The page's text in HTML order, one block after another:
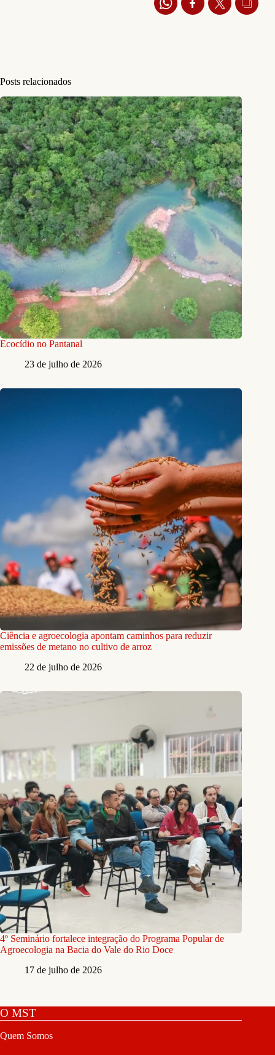
Posts relacionados
Ecocídio no Pantanal
23 de julho de 2026
Ciência e agroecologia apontam caminhos para reduzir
emissões de metano no cultivo de arroz
22 de julho de 2026
4º Seminário fortalece integração do Programa Popular de
Agroecologia na Bacia do Vale do Rio Doce
17 de julho de 2026
O MST
Quem Somos